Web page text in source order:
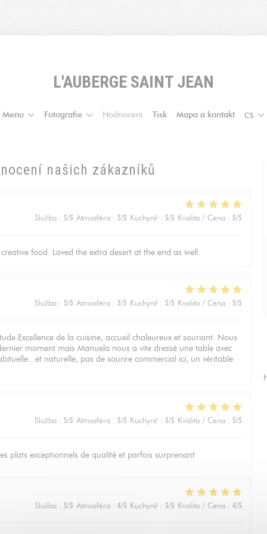
L'AUBERGE SAINT JEAN
Menu Fotografie Hodnocení Tisk Mapa a kontakt CS
našich zákazníků
Služba: 5/5 Atmosféra: 5/5 Kuchyně : 5/5 Kvalita / Cena: 5/5
food. Loved the extra desert at the end as well.
Služba: 5/5 Atmosféra: 5/5 Kuchyně : 5/5 Kvalita / Cena: 5/5
de la cuisine, accueil chaleureux et souriant. Nous
moment mais Manuela nous a vite dressé une table avec
naturelle, pas de sourire commercial ici, un véritable
Služba: 5/5 Atmosféra: 5/5 Kuchyně : 5/5 Kvalita / Cena: 5/5
plats exceptionnels de qualité et parfois surprenant
Služba: 5/5 Atmosféra: 4/5 Kuchyně : 5/5 Kvalita / Cena: 4/5